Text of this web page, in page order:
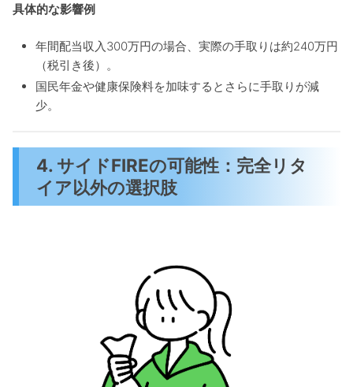
具体的な影響例
年間配当収入300万円の場合、実際の手取りは約240万円
（税引き後）。
国民年金や健康保険料を加味するとさらに手取りが減
少。
4. サイドFIREの可能性：完全リタ
イア以外の選択肢